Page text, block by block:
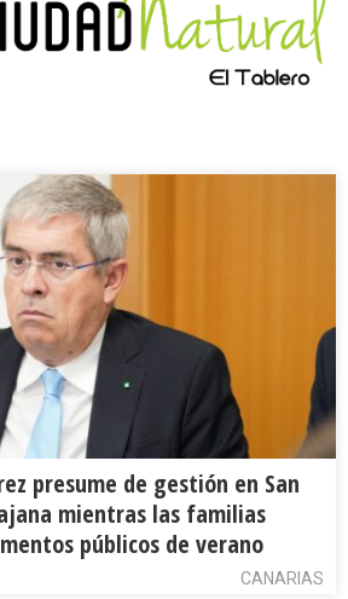
presume de gestión en San
mientras las familias
públicos de verano
CANARIAS